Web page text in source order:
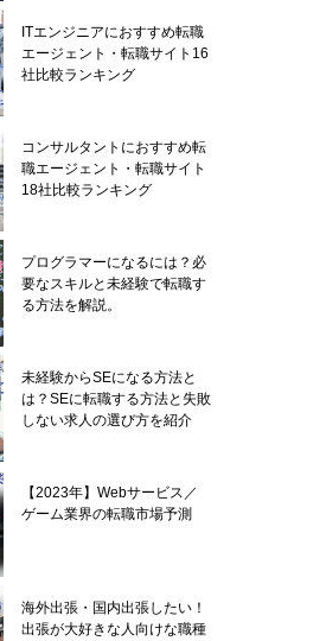
ITエンジニアにおすすめ転職
エージェント・転職サイト16
社比較ランキング
コンサルタントにおすすめ転
職エージェント・転職サイト
18社比較ランキング
プログラマーになるには？必
要なスキルと未経験で転職す
る方法を解説。
未経験からSEになる方法と
は？SEに転職する方法と失敗
しない求人の選び方を紹介
【2023年】Webサービス／
ゲーム業界の転職市場予測
海外出張・国内出張したい！
出張が大好きな人向けな職種